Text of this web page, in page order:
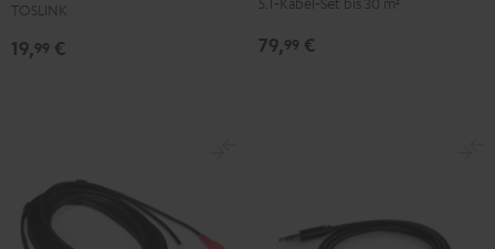
TOSLINK
19,99 €
"Advantage"
79,99 €